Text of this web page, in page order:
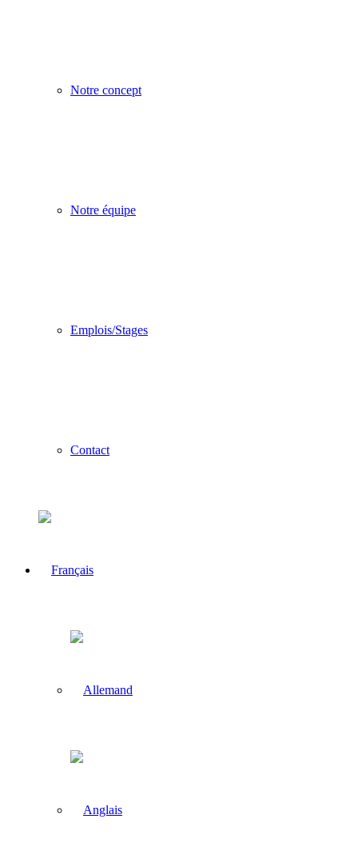
Notre concept
Notre équipe
Emplois/Stages
Contact